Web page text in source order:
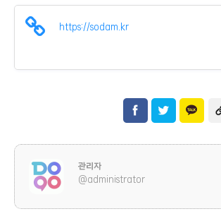
https://sodam.kr
관리자
@administrator